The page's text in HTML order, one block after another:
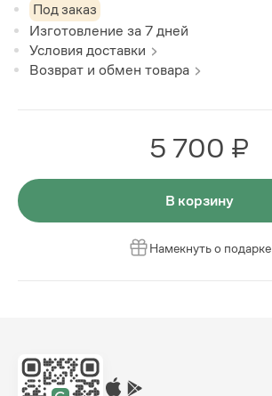
Под заказ
Изготовление за7 дней
Условия доставки
Возврат и обмен товара
5 700 ₽
В корзину
Намекнуть о подарке